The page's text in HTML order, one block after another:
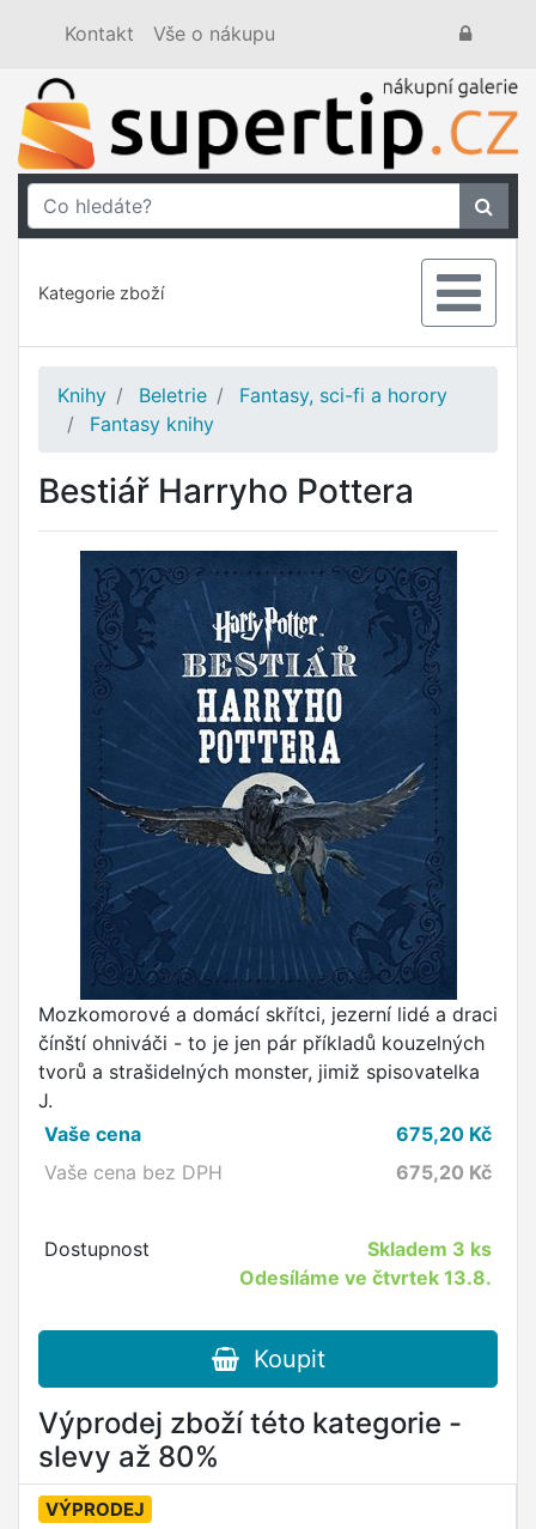
Kontakt Vše o nákupu
Kategorie zboží
Knihy Beletrie
Fantasy, sci-fi a horory
Fantasy knihy
Bestiář Harryho Pottera
Mozkomorové a domácí skřítci, jezerní lidé a draci
čínští ohniváči - to je jen pár příkladů kouzelných
tvorů a strašidelných monster, jimiž spisovatelka
J.
Vaše cena
675,20 Kč
Vaše cena bez DPH
675,20 Kč
Dostupnost Skladem 3 ks
Odesíláme ve čtvrtek 13.8.
Koupit
Výprodej zboží této kategorie -
slevy až 80%
VÝPRODEJ